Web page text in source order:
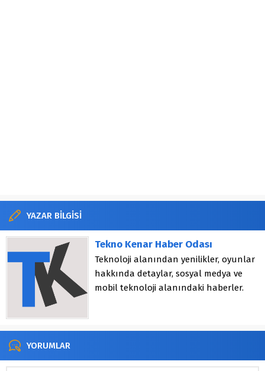
YAZAR BİLGİSİ
Tekno Kenar Haber Odası
Teknoloji alanından yenilikler, oyunlar
hakkında detaylar, sosyal medya ve
mobil teknoloji alanındaki haberler.
YORUMLAR